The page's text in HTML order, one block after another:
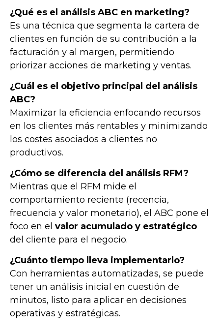
¿Qué es el análisis ABC en marketing?
Es una técnica que segmenta la cartera de
clientes en función de su contribución a la
facturación y al margen, permitiendo
priorizar acciones de marketing y ventas.
¿Cuál es el objetivo principal del análisis
ABC?
Maximizar la eficiencia enfocando recursos
en los clientes más rentables y minimizando
los costes asociados a clientes no
productivos.
¿Cómo se diferencia del análisis RFM?
Mientras que el RFM mide el
comportamiento reciente (recencia,
frecuencia y valor monetario), el ABC pone el
foco en el valor acumulado y estratégico
del cliente para el negocio.
¿Cuánto tiempo lleva implementarlo?
Con herramientas automatizadas, se puede
tener un análisis inicial en cuestión de
minutos, listo para aplicar en decisiones
operativas y estratégicas.